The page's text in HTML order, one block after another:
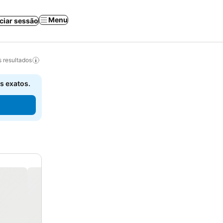
sessão Menu
resultados
exatos.